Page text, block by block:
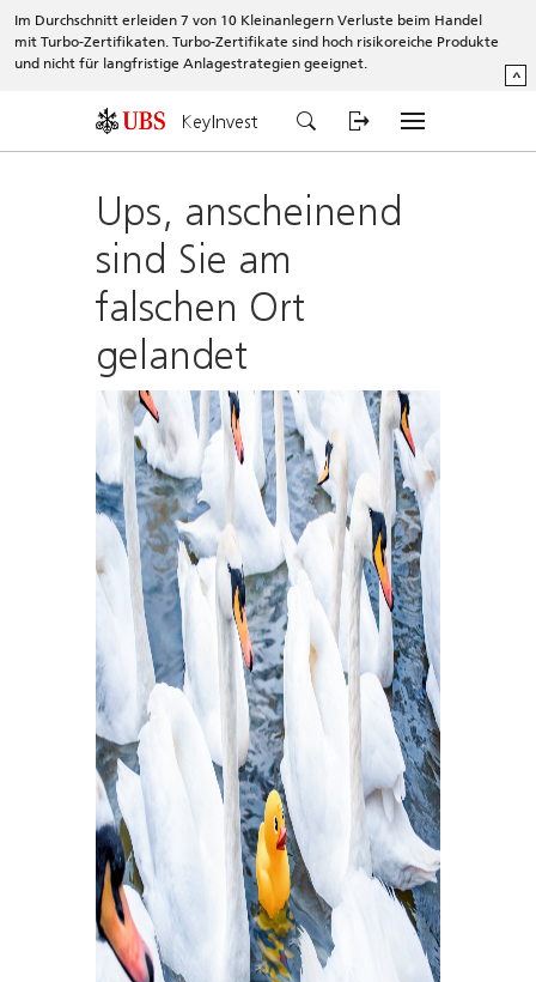
Im Durchschnitt erleiden 7 von 10 Kleinanlegern Verluste beim Handel
mit Turbo-Zertifikaten. Turbo-Zertifikate sind hoch risikoreiche Produkte
und nicht für langfristige Anlagestrategien geeignet.
^
KeyInvest
Ups, anscheinend
sind Sie am
falschen Ort
gelandet